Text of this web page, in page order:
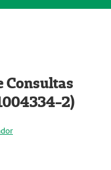
Consultas
2)